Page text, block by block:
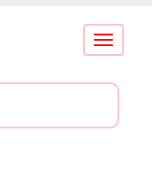
Conmutar